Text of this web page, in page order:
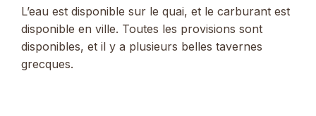
L’eau est disponible sur le quai, et le carburant est
disponible en ville. Toutes les provisions sont
disponibles, et il y a plusieurs belles tavernes
grecques.